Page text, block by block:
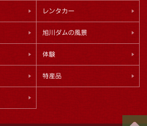
レンタカー
旭川ダムの風景
体験
特産品